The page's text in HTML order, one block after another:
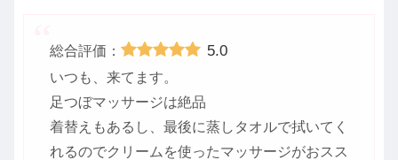
総合評価： 5.0
いつも、来てます。
足つぼマッサージは絶品
着替えもあるし、最後に蒸しタオルで拭いてく
れるのでクリームを使ったマッサージがおスス